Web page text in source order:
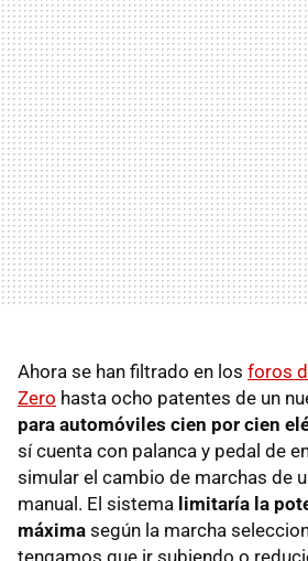
Ahora se han filtrado en los foros
Zero hasta ocho patentes de un
para automóviles cien por cien
sí cuenta con palanca y pedal de
simular el cambio de marchas de
manual. El sistema limitaría la
máxima según la marcha